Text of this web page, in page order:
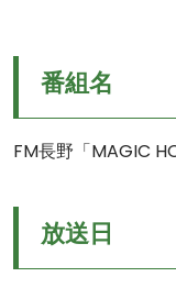
番組名
FM長野「MAGIC
放送日